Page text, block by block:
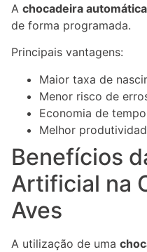
A chocadeira automática
de forma programada.
Principais vantagens:
Maior taxa de
Menor risco de
Economia de
Melhor
Benefícios
Artificial na
Aves
A utilização de uma